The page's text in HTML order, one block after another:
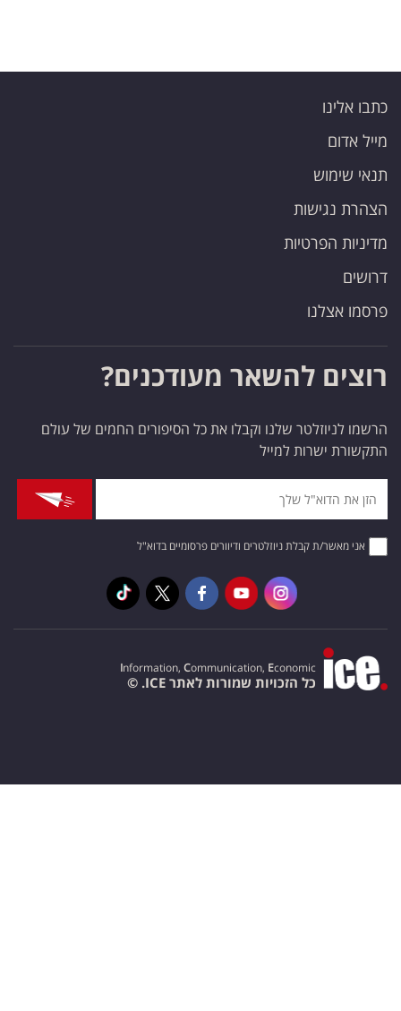
כתבו אלינו
מייל אדום
תנאי שימוש
הצהרת נגישות
מדיניות הפרטיות
דרושים
פרסמו אצלנו
רוצים להשאר מעודכנים?
הרשמו לניוזלטר שלנו וקבלו את כל הסיפורים החמים של עולם
התקשורת ישרות למייל
אני מאשר/ת קבלת ניוזלטרים ודיוורים פרסומיים בדוא"ל
Information, Communication, Economic
כל הזכויות שמורות לאתר ICE. ©